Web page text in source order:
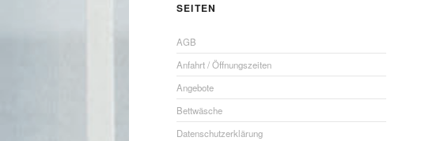
SEITEN
AGB
Anfahrt / Öffnungszeiten
Angebote
Bettwäsche
Datenschutzerklärung